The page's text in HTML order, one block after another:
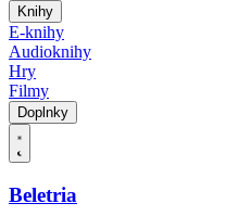
Knihy
E-knihy
Audioknihy
Hry
Filmy
Doplnky
Beletria